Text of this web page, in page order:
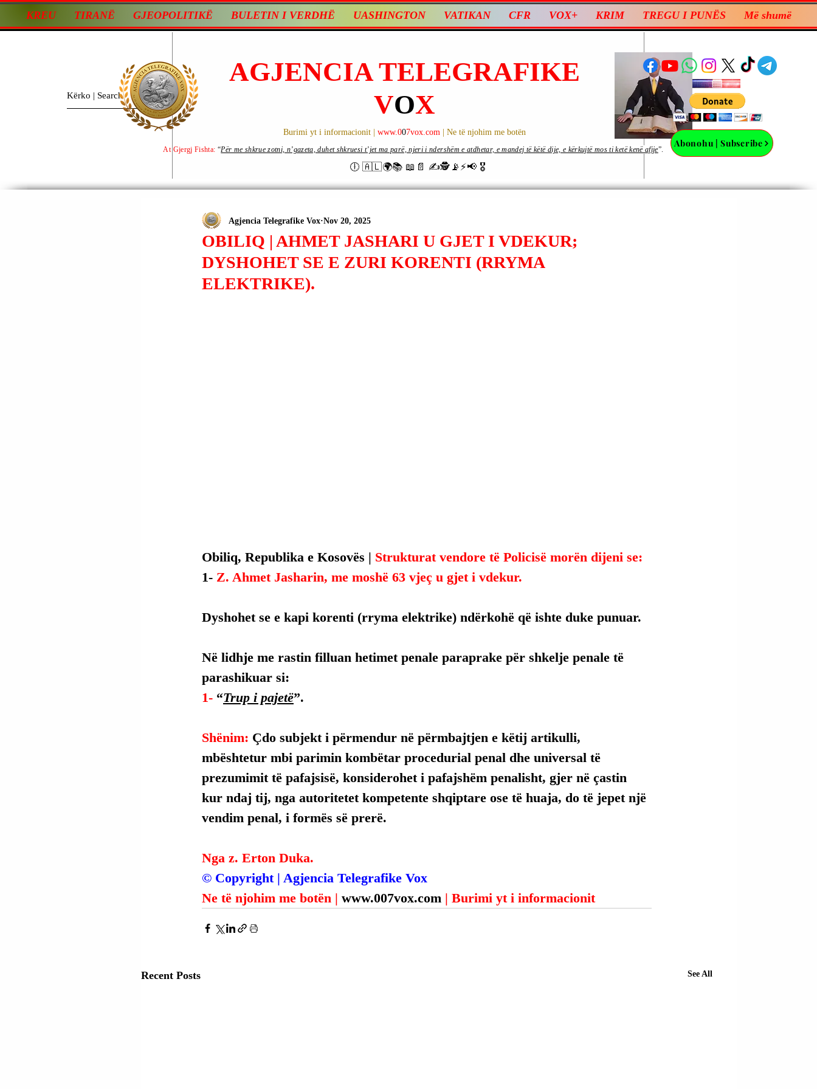
KREU TIRANË GJEOPOLITIKË BULETIN I VERDHË UASHINGTON VATIKAN CFR VOX+ KRIM TREGU I PUNËS Më shumë
AGJENCIA TELEGRAFIKE
VOX
Burimi yt i informacionit | www.007vox.com | Ne të njohim me botën
🕕 🇦🇱🌍📚 📖📄 ✍🕵️📡⚡️📢 🎖
Abonohu | Subscribe
At Gjergj Fishta: “Për me shkrue zotni, n’gazeta, duhet shkruesi t’jet ma parë, njeri i ndershëm e atdhetar, e mandej të këtë dije, e kërkujtë mos ti ketë kenë afije”.
OBILIQ | AHMET JASHARI U GJET I VDEKUR;
DYSHOHET SE E ZURI KORENTI (RRYMA
ELEKTRIKE).
Agjencia Telegrafike Vox Nov 20, 2025
Obiliq, Republika e Kosovës | Strukturat vendore të Policisë morën dijeni se:
1- Z. Ahmet Jasharin, me moshë 63 vjeç u gjet i vdekur.
Dyshohet se e kapi korenti (rryma elektrike) ndërkohë që ishte duke punuar.
Në lidhje me rastin filluan hetimet penale paraprake për shkelje penale të
parashikuar si:
1- “Trup i pajetë”.
Shënim: Çdo subjekt i përmendur në përmbajtjen e këtij artikulli,
mbështetur mbi parimin kombëtar procedurial penal dhe universal të
prezumimit të pafajsisë, konsiderohet i pafajshëm penalisht, gjer në çastin
kur ndaj tij, nga autoritetet kompetente shqiptare ose të huaja, do të jepet një
vendim penal, i formës së prerë.
Nga z. Erton Duka.
© Copyright | Agjencia Telegrafike Vox
Ne të njohim me botën | www.007vox.com | Burimi yt i informacionit
Recent Posts See All